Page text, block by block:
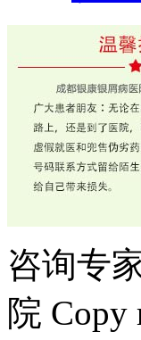
咨询专
院 Copy